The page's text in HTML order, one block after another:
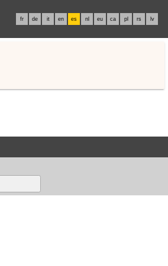
fr de it en es nl eu ca pl rs lv